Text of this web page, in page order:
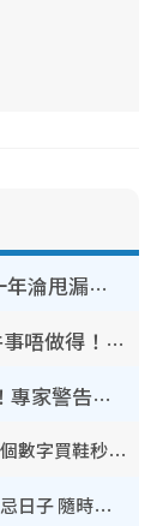
「居屋王」啟德啟悅苑入伙不足一年淪甩漏之王！插頭噴火花致大停電 多戶業主全屋家電報銷
鬼門開2026｜8.13鬼節禁忌 22件事唔做得！燒肉、刺身要少食？半夜勿吹口哨/打呢個電話
行李清潔｜車轆污糟過馬桶58倍！專家警告忌用酒精抹 教1招免污手除菌
New Balance型號密碼大公開！識睇2個數字買鞋秒知功能免中伏 附5大熱門鞋款
剪頭髮都要擇日？司徒法正提醒3大禁忌日子 隨時剪走財運！呢日剪髮恐「剪壽命」？